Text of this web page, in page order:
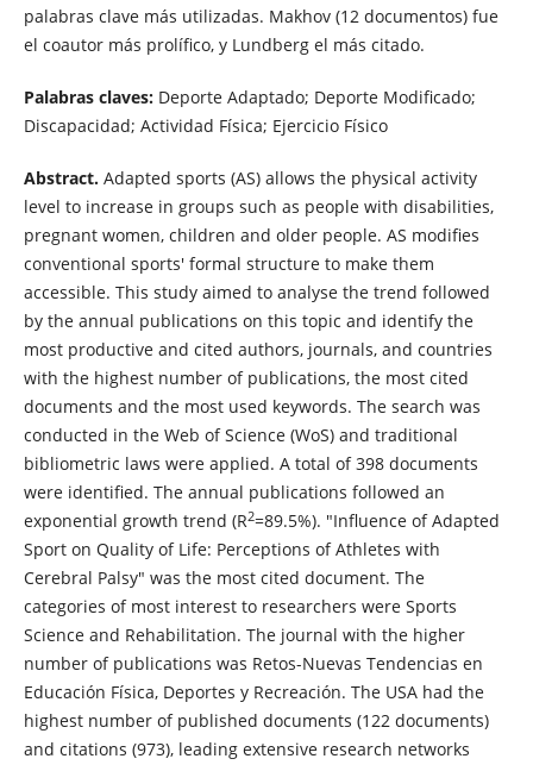
palabras clave más utilizadas. Makhov (12 documentos) fue
el coautor más prolífico, y Lundberg el más citado.
Palabras claves:Deporte Adaptado; Deporte Modificado;
Discapacidad; Actividad Física; Ejercicio Físico
Abstract.Adapted sports (AS) allows the physical activity
level to increase in groups such as people with disabilities,
pregnant women, children and older people. AS modifies
conventional sports' formal structure to make them
accessible. This study aimed to analyse the trend followed
by the annual publications on this topic and identify the
most productive and cited authors, journals, and countries
with the highest number of publications, the most cited
documents and the most used keywords. The search was
conducted in the Web of Science (WoS) and traditional
bibliometric laws were applied. A total of 398 documents
were identified. The annual publications followed an
exponential growth trend (R2=89.5%). "Influence of Adapted
Sport on Quality of Life: Perceptions of Athletes with
Cerebral Palsy" was the most cited document. The
categories of most interest to researchers were Sports
Science and Rehabilitation. The journal with the higher
number of publications was Retos-Nuevas Tendencias en
Educación Física, Deportes y Recreación. The USA had the
highest number of published documents (122 documents)
and citations (973), leading extensive research networks